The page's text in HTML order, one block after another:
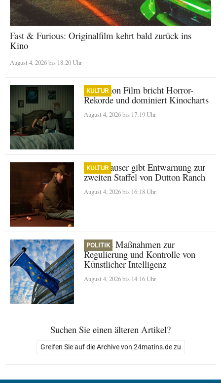
Fast & Furious: Originalfilm kehrt bald zurück ins
Kino
August 4, 2026 bis 18:20 Uhr
KULTUR
Obsession Film bricht Horror-
Rekorde und dominiert Kinocharts
August 4, 2026 bis 17:19 Uhr
KULTUR
Cole Hauser gibt Entwarnung zur
zweiten Staffel von Dutton Ranch
August 4, 2026 bis 16:18 Uhr
POLITIK
Europas Maßnahmen zur
Regulierung und Kontrolle von
Künstlicher Intelligenz
August 4, 2026 bis 14:16 Uhr
Suchen Sie einen älteren Artikel?
Greifen Sie auf die Archive von 24matins.de zu